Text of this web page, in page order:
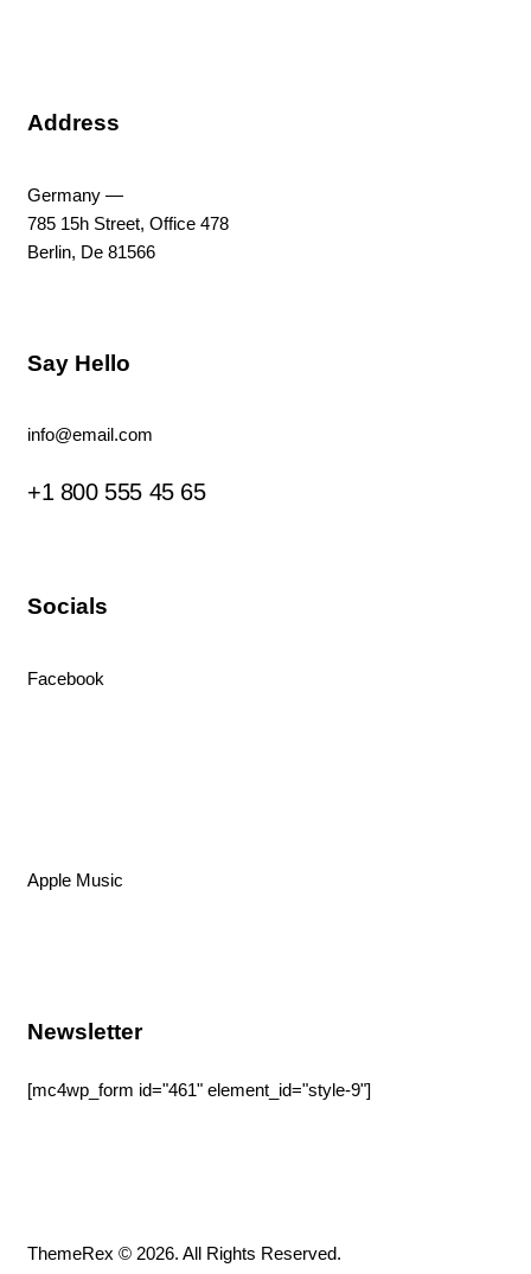
Address
Germany —
785 15h Street, Office 478
Berlin, De 81566
Say Hello
info@email.com
+1 800 555 45 65
Socials
Facebook
Apple Music
Newsletter
[mc4wp_form id="461" element_id="style-9"]
ThemeRex © 2026. All Rights Reserved.